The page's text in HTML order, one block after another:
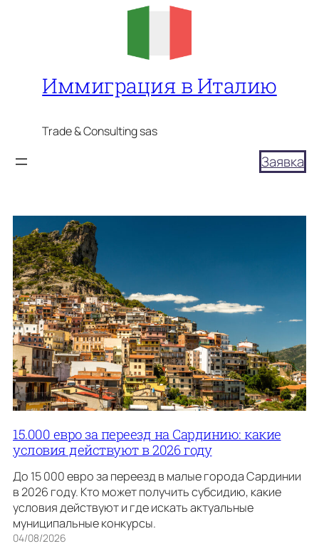
Иммиграция в Италию
Trade & Consulting sas
Заявка
15.000 евро за переезд на Сардинию: какие
условия действуют в 2026 году
До 15 000 евро за переезд в малые города Сардинии
в 2026 году. Кто может получить субсидию, какие
условия действуют и где искать актуальные
муниципальные конкурсы.
04/08/2026